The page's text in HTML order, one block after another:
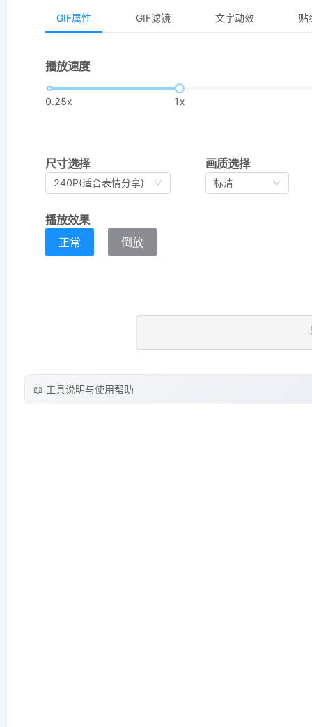
GIF属性 GIF滤镜 文字动效 贴
播放速度
0.25x 1x
尺寸选择
240P(适合表情分享)
画质选择
标清
播放效果
正常
倒放
📖 工具说明与使用帮助